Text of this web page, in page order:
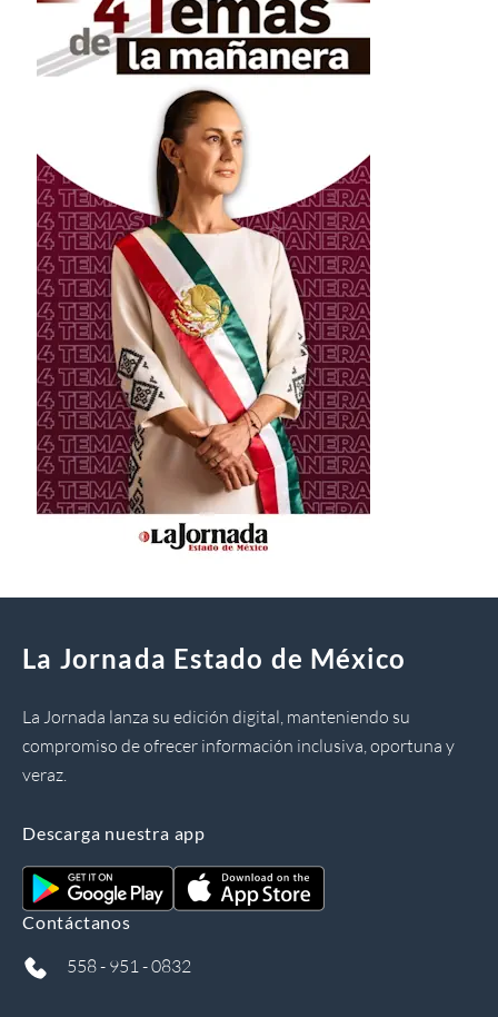
La Jornada Estado de México
La Jornada lanza su edición digital, manteniendo su
compromiso de ofrecer información inclusiva, oportuna y
veraz.
Descarga nuestra app
Contáctanos
558 - 951 - 0832